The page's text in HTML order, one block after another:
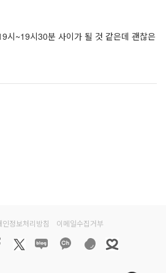
시~19시30분 사이가 될 것 같은데 괜찮은
인정보처리방침 이메일수집거부